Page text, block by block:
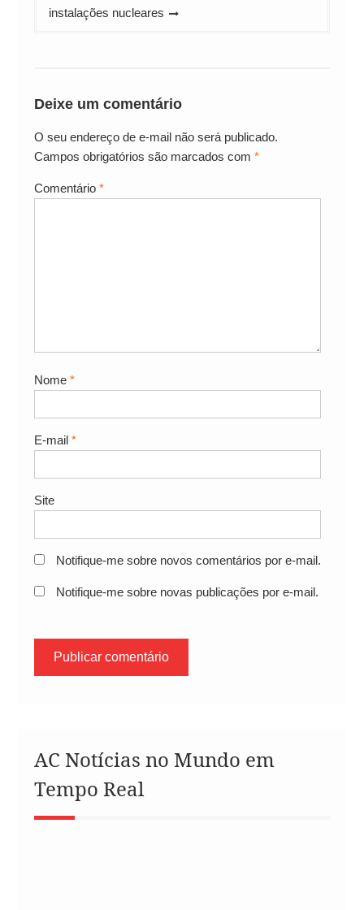
instalações nucleares
Deixe um comentário
O seu endereço de e-mail não será publicado.
Campos obrigatórios são marcados com *
Comentário *
Nome *
E-mail *
Site
Notifique-me sobre novos comentários por e-mail.
Notifique-me sobre novas publicações por e-mail.
AC Notícias no Mundo em
Tempo Real